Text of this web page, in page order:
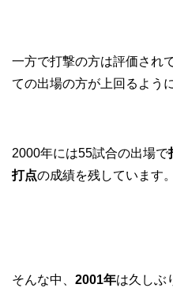
一方で打撃の方は評価され
ての出場の方が上回るよう
2000年には55試合の出場で
打点の成績を残しています。
そんな中、 2001年は久しぶ